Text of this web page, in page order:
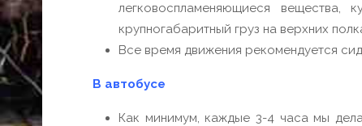
легковоспламеняющиеся вещества,
крупногабаритный груз на верхних
Все время движения рекомендуется
В автобусе
Как минимум, каждые 3-4 часа мы